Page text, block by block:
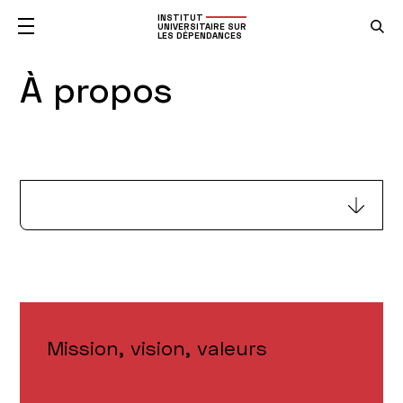
INSTITUT
UNIVERSITAIRE SUR
LES DÉPENDANCES
À propos
Mission, vision, valeurs